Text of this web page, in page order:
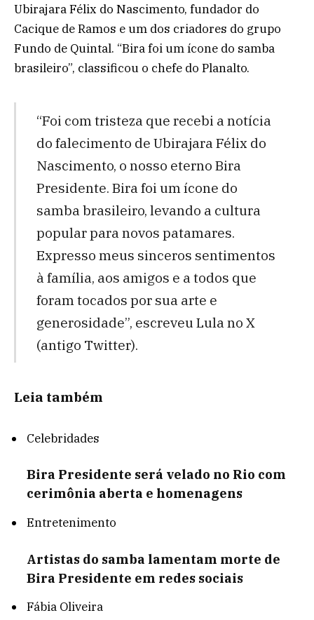
Ubirajara Félix do Nascimento, fundador do
Cacique de Ramos e um dos criadores do grupo
Fundo de Quintal. “Bira foi um ícone do samba
brasileiro”, classificou o chefe do Planalto.
“Foi com tristeza que recebi a notícia
do falecimento de Ubirajara Félix do
Nascimento, o nosso eterno Bira
Presidente. Bira foi um ícone do
samba brasileiro, levando a cultura
popular para novos patamares.
Expresso meus sinceros sentimentos
à família, aos amigos e a todos que
foram tocados por sua arte e
generosidade”, escreveu Lula no X
(antigo Twitter).
Leia também
Celebridades
Bira Presidente será velado no Rio com
cerimônia aberta e homenagens
Entretenimento
Artistas do samba lamentam morte de
Bira Presidente em redes sociais
Fábia Oliveira